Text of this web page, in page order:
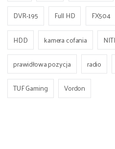
DVR-195
Full HD FX504
HDD
kamera cofania
prawidłowa pozycja
radio
TUF Gaming
Vordon